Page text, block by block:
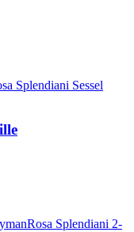
Splendiani Sessel
Rosa Splendiani 2-